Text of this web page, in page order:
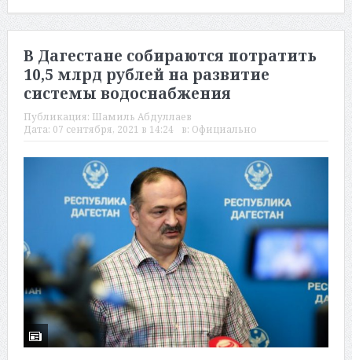
В Дагестане собираются потратить
10,5 млрд рублей на развитие
системы водоснабжения
Публикация: Шамиль Абдуллаев
Дата: 07 сентября, 2021 в 14:24 в: Официально